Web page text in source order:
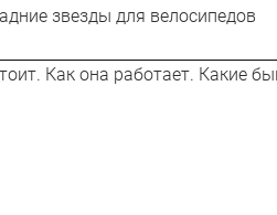
звезды для велосипедов